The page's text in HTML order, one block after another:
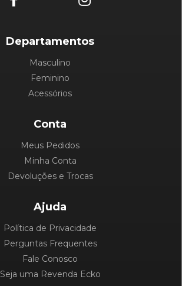
Departamentos
Masculino
Feminino
Acessórios
Conta
Meus Pedidos
Minha Conta
Devoluções e Trocas
Ajuda
Política de Privacidade
Perguntas Frequentes
Fale Conosco
Seja uma Revenda Ecko